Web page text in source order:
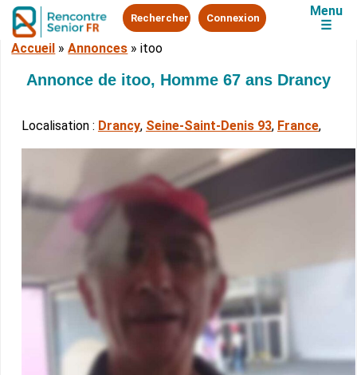
Rechercher Connexion
Menu
☰
Accueil »Annonces »itoo
Annonce de itoo, Homme 67 ans Drancy
Localisation : Drancy, Seine-Saint-Denis 93, France,